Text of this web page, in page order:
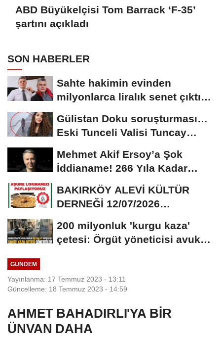
ABD Büyükelçisi Tom Barrack ‘F-35’
şartını açıkladı
SON HABERLER
Sahte hakimin evinden
milyonlarca liralık senet çıktı:
Gülistan Doku soruşturması…
Eski Tunceli Valisi Tuncay
Mehmet Akif Ersoy’a Şok
İddianame! 266 Yıla Kadar
Hapis Talebi
BAKIRKÖY ALEVİ KÜLTÜR
DERNEĞİ 12/07/2026
DAVETİNE...
200 milyonluk 'kurgu kaza'
çetesi: Örgüt yöneticisi avukat
GÜNDEM
Yayınlanma: 17 Temmuz 2023 - 13:11
Güncelleme: 18 Temmuz 2023 - 14:59
AHMET BAHADIRLI'YA BİR
ÜNVAN DAHA